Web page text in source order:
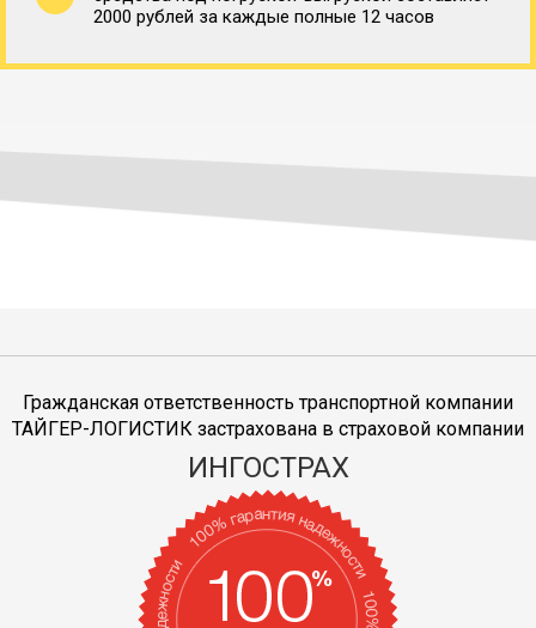
2000 рублей за каждые полные 12 часов
Гражданская ответственность транспортной компании
ТАЙГЕР-ЛОГИСТИК застрахована в страховой компании
ИНГОСТРАХ